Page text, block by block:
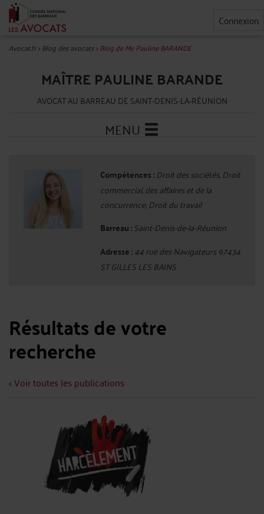
Connexion
Avocat.fr>Blog des avocats>Blog de Me Pauline BARANDE
MAÎTRE PAULINE BARANDE
AVOCAT AU BARREAU DE SAINT-DENIS-LA-RÉUNION
MENU
Compétences : Droit des sociétés, Droit
commercial, des affaires et de la
concurrence, Droit du travail
Barreau :Saint-Denis-de-la-Réunion
Adresse :44 rue des Navigateurs 97434
ST GILLES LES BAINS
Résultats de votre
recherche
< Voir toutes les publications